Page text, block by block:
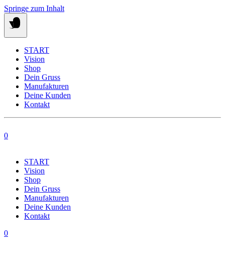
Springe zum Inhalt
START
Vision
Shop
Dein Gruss
Manufakturen
Deine Kunden
Kontakt
0
START
Vision
Shop
Dein Gruss
Manufakturen
Deine Kunden
Kontakt
0